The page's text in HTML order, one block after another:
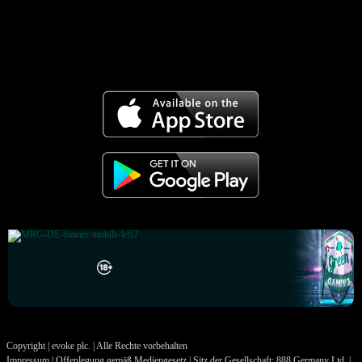
Copyright | evoke plc. | Alle Rechte vorbehalten